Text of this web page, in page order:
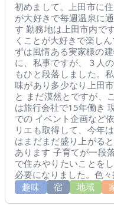
初めまして。上田市に
が大好きで毎週温泉に
す 勤務地は上田市内で
くことが大好きで楽し
ずは風情ある実家様の
に、私事ですが、３人
もひと段落しました。
味があり多少なり上田
と まだ漠然とですが、
は旅行会社で15年働き
での イベント企画など
リエも取得して、今年
はまだまだ盛り上がる
あります 子育てが一段
で住みやりたいことを
必要になりました。色
趣味
宿 地域